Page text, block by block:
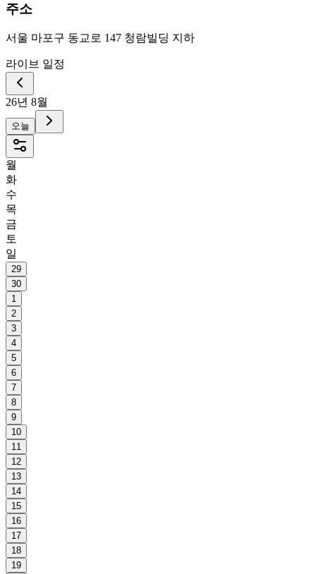
주소
서울 마포구 동교로 147 청람빌딩 지하
라이브 일정
26년 8월
오늘
월
화
수
목
금
토
일
29
30
1
2
3
4
5
6
7
8
9
10
11
12
13
14
15
16
17
18
19